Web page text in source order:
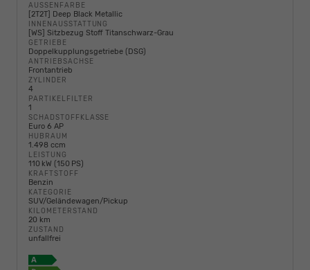
AUSSENFARBE
[2T2T] Deep Black Metallic
INNENAUSSTATTUNG
[WS] Sitzbezug Stoff Titanschwarz-Grau
GETRIEBE
Doppelkupplungsgetriebe (DSG)
ANTRIEBSACHSE
Frontantrieb
ZYLINDER
4
PARTIKELFILTER
1
SCHADSTOFFKLASSE
Euro 6 AP
HUBRAUM
1.498 ccm
LEISTUNG
110 kW (150 PS)
KRAFTSTOFF
Benzin
KATEGORIE
SUV/Geländewagen/Pickup
KILOMETERSTAND
20 km
ZUSTAND
unfallfrei